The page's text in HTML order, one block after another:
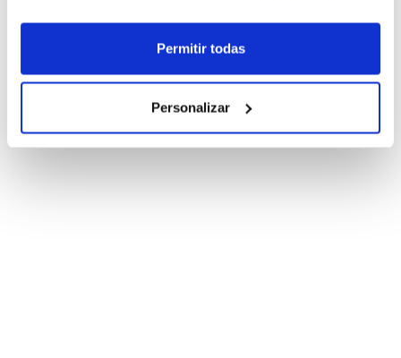
Permitir todas
Personalizar